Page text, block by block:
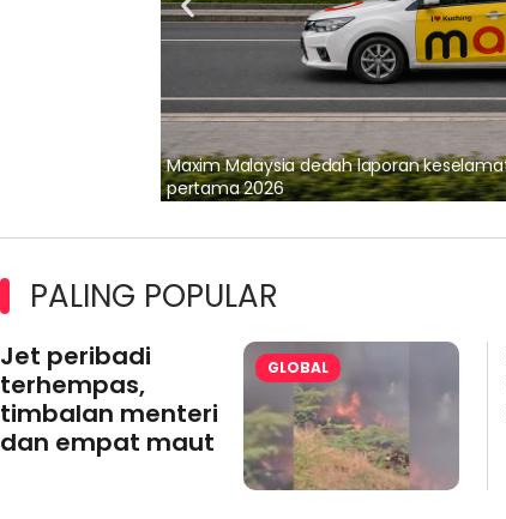
Maxim Malaysia dedah laporan
pertama 2026
PALING POPULAR
Jet peribadi
terhempas,
timbalan menteri
dan empat maut
GLOBAL